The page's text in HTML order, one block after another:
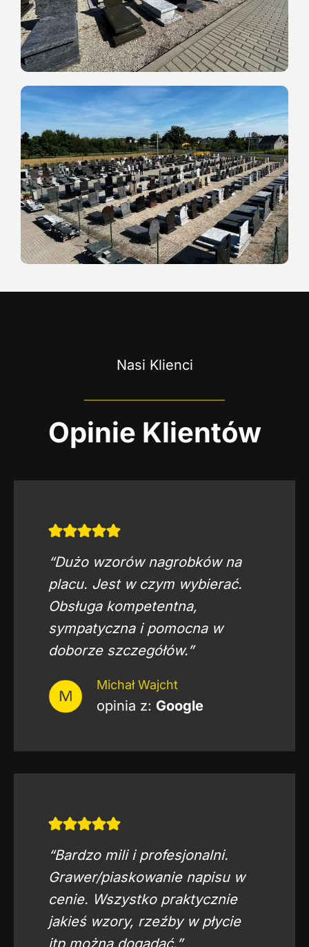
Nasi Klienci
Opinie Klientów
“Dużo wzorów nagrobków na
placu. Jest w czym wybierać.
Obsługa kompetentna,
sympatyczna i pomocna w
doborze szczegółów.”
Michał Wajcht
opinia z: Google
“Bardzo mili i profesjonalni.
Grawer/piaskowanie napisu w
cenie. Wszystko praktycznie
jakieś wzory, rzeźby w płycie